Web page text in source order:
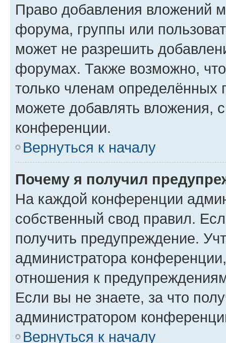
Право добавления вложений
форума, группы или
может не разрешить
форумах. Также возможно,
только членам определённых
можете добавлять вложения,
конференции.
Вернуться к началу
Почему я получил
На каждой конференции
собственный свод правил.
получить предупреждение.
администратора
отношения к
Если вы не знаете, за что
администратором
Вернуться к началу